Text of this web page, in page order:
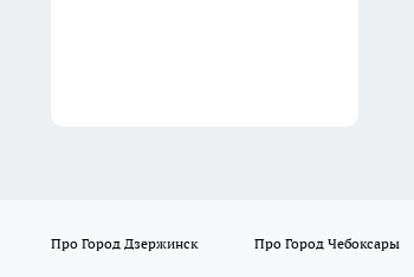
Про Город Дзержинск Про Город Чебоксары